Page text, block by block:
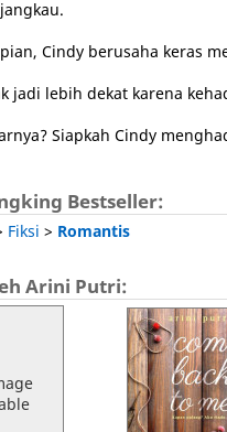
Cindy berusaha keras
jadi lebih dekat karena
Siapkah Cindy
Bestseller:
Fiksi > Romantis
Arini Putri: